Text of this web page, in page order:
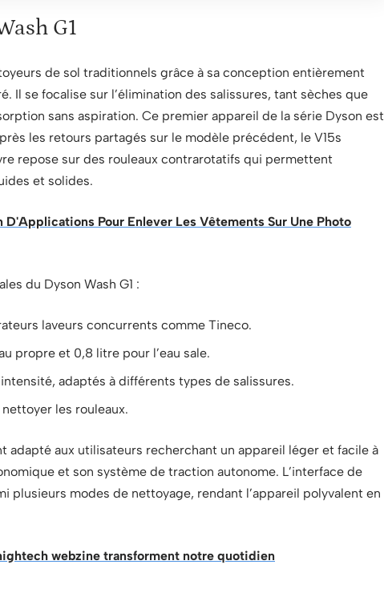
G1
de sol traditionnels grâce à sa conception entièrement
Il se focalise sur l’élimination des salissures, tant sèches que
sans aspiration. Ce premier appareil de la série Dyson est
les retours partagés sur le modèle précédent, le V15s
repose sur des rouleaux contrarotatifs qui permettent
et solides.
Pour Enlever Les Vêtements Sur Une Photo
du Dyson Wash G1 :
laveurs concurrents comme Tineco.
propre et 0,8 litre pour l’eau sale.
adaptés à différents types de salissures.
les rouleaux.
aux utilisateurs recherchant un appareil léger et facile à
et son système de traction autonome. L’interface de
plusieurs modes de nettoyage, rendant l’appareil polyvalent en
webzine transforment notre quotidien